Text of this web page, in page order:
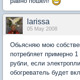
larissa
05 May 2008
Обьясняю мою
потребляет примерно
рубли, если
обогреватель будет